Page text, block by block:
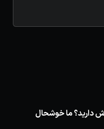
دارید؟ ما خوشحال